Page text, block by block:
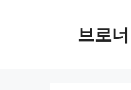
브로너